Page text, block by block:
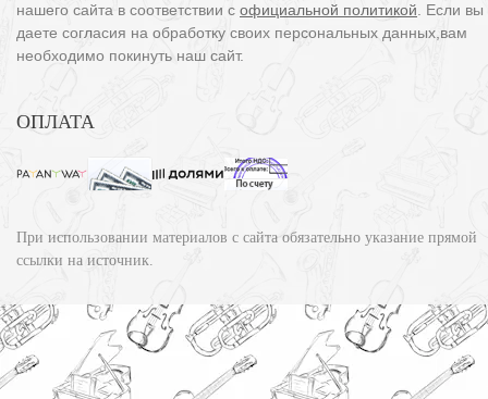
нашего сайта в соответствии с официальной политикой . Если
даете согласия на обработку своих персональных данных,вам
необходимо покинуть наш сайт.
ОПЛАТА
При использовании материалов с сайта обязательно указание прямой
ссылки на источник.